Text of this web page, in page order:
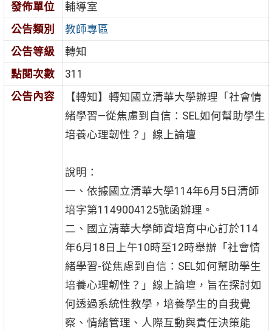
發佈單位
輔導室
公告類別
教師專區
公告等級
轉知
點閱次數
311
公告內容
【轉知】轉知國立清華大學辦理「社會情
緒學習—從焦慮到自信：SEL如何幫助學生
培養心理韌性？」線上論壇
說明：
一、依據國立清華大學114年6月5日清師
培字第1149004125號函辦理。
二、國立清華大學師資培育中心訂於114
年6月18日上午10時至12時舉辦「社會情
緒學習-從焦慮到自信：SEL如何幫助學生
培養心理韌性？」線上論壇，旨在探討如
何透過系統性教學，培養學生的自我覺
察、情緒管理、人際互動與責任決策能